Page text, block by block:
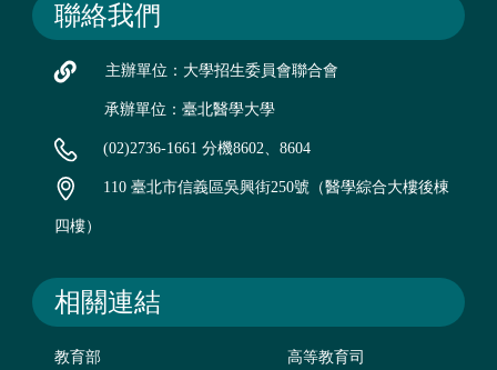
聯絡我們
主辦單位：大學招生委員會聯合會
承辦單位：臺北醫學大學
(02)2736-1661 分機8602、8604
110 臺北市信義區吳興街250號（醫學綜合大樓後棟
四樓）
相關連結
教育部 高等教育司